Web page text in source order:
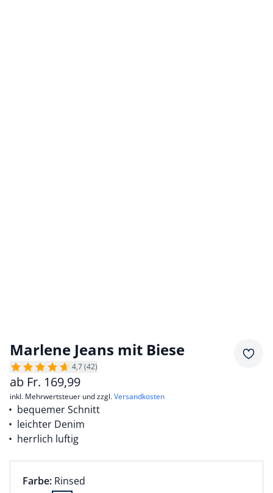
Marlene Jeans mit Biese
4,7 (42)
ab Fr. 169,99
inkl. Mehrwertsteuer und zzgl.Versandkosten
bequemer Schnitt
leichter Denim
herrlich luftig
Farbauswahl:
Farbe: aktuell ausgewählt:
Rinsed